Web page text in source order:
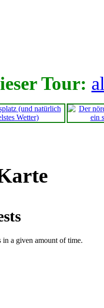
Tour: